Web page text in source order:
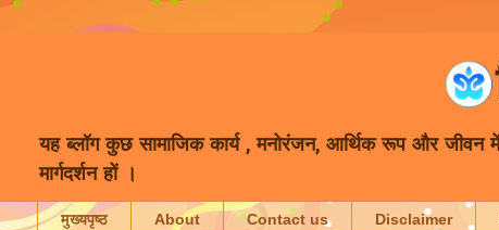
यह ब्लॉग कुछ सामाजिक कार्य , मनोरंजन, आर्थिक रूप और जीवन में
मार्गदर्शन हों ।
मुख्यपृष्ठ About Contact us Disclaimer